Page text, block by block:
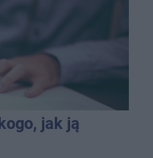
jak ją